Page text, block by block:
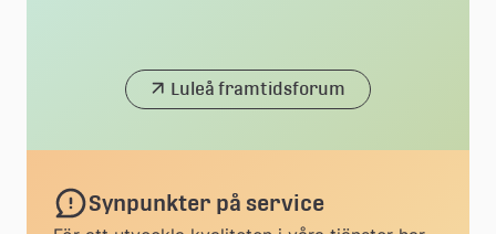
Luleå framtidsforum
Synpunkter på service